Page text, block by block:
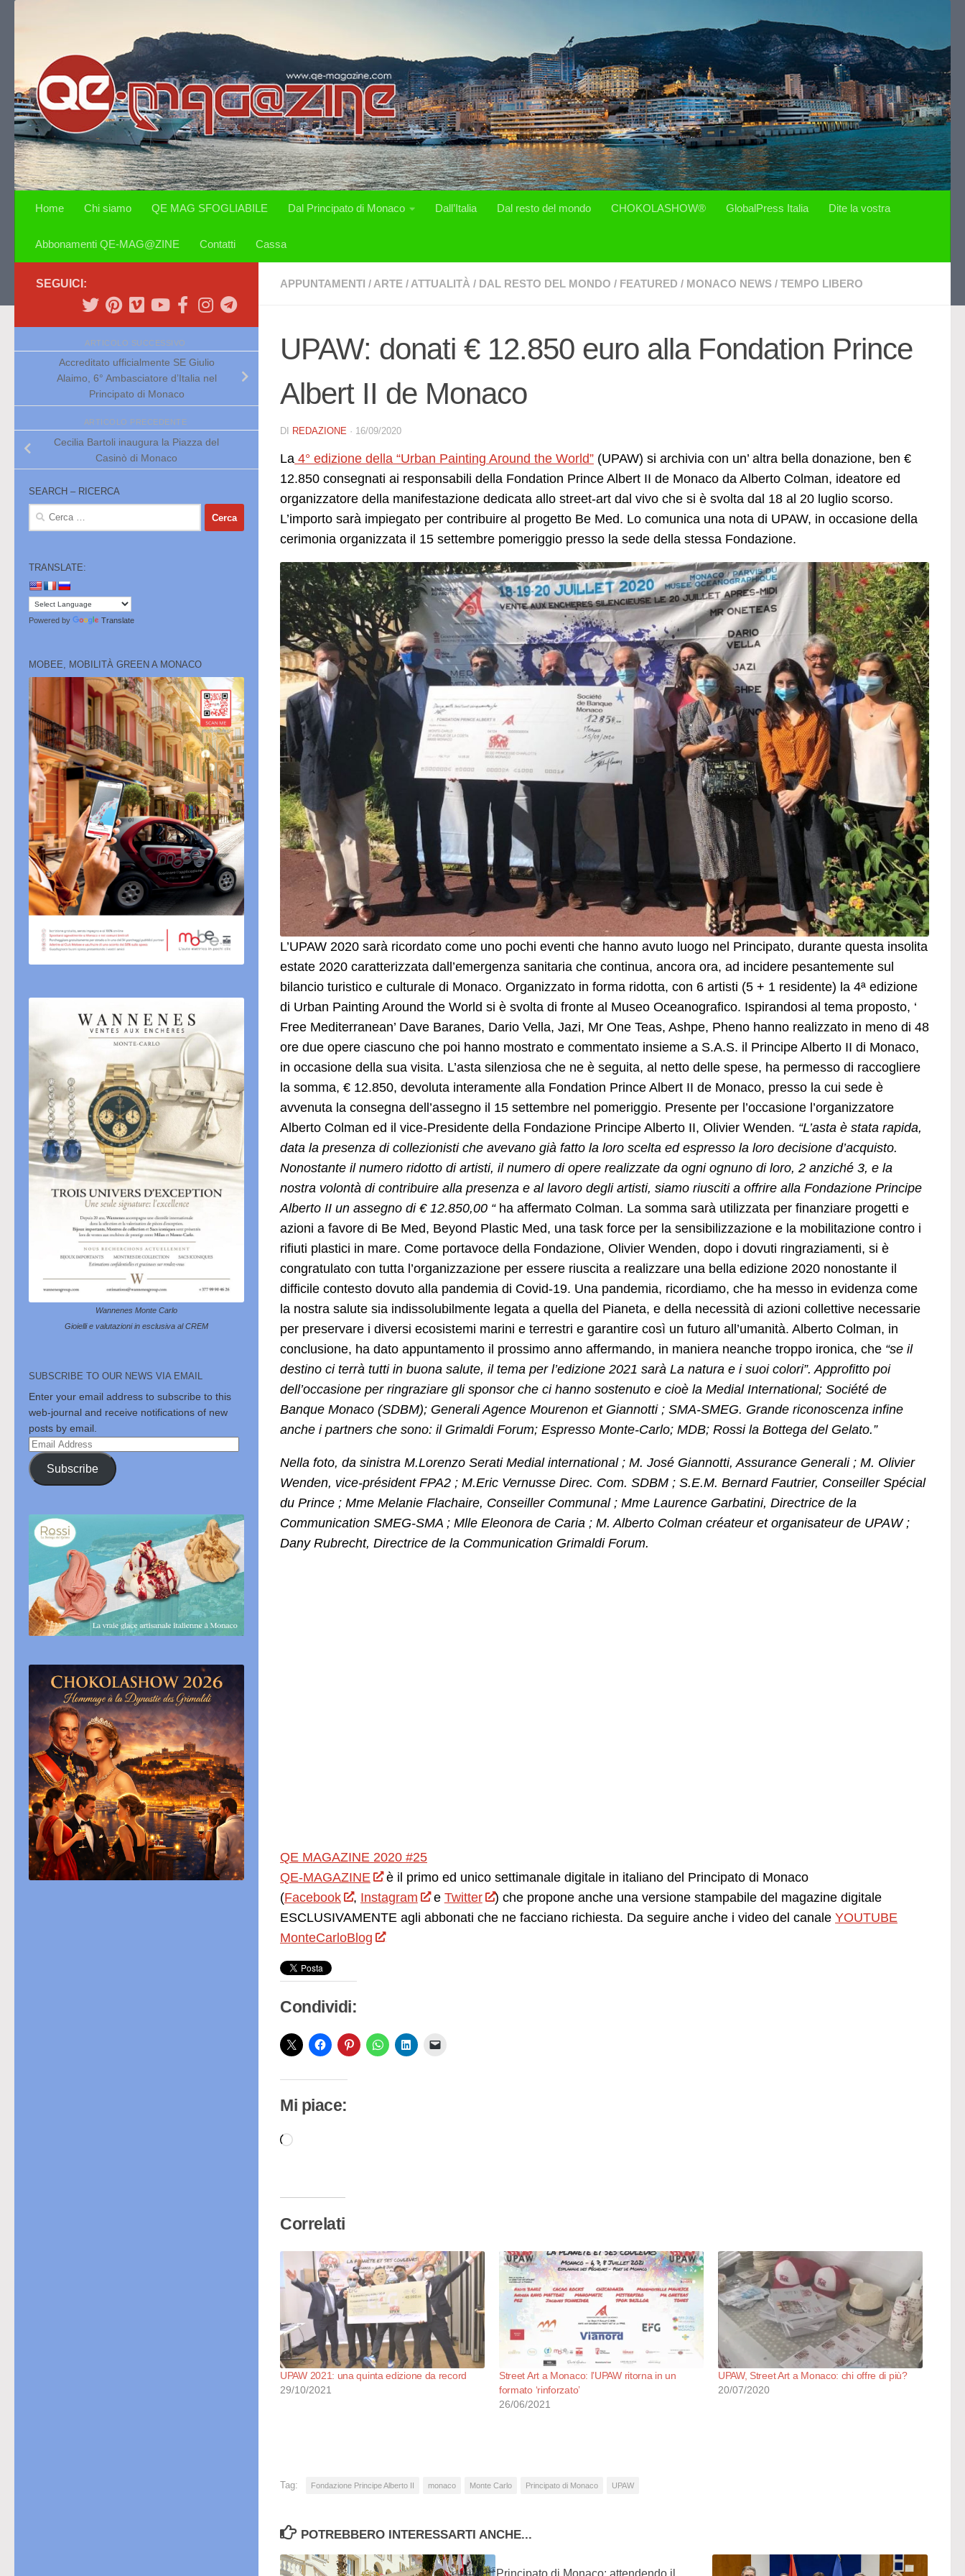
Home Chi siamo QE MAG SFOGLIABILE Dal Principato di Monaco Dall’Italia Dal resto del mondo CHOKOLASHOW® GlobalPress Italia Dite la vostra
Abbonamenti QE-MAG@ZINE Contatti Cassa
APPUNTAMENTI / ARTE / ATTUALITÀ / DAL RESTO DEL MONDO / FEATURED / MONACO NEWS / TEMPO LIBERO
UPAW: donati € 12.850 euro alla Fondation Prince
Albert II de Monaco
DI REDAZIONE · 16/09/2020
La 4° edizione della “Urban Painting Around the World” (UPAW) si archivia con un’ altra bella donazione, ben €
12.850 consegnati ai responsabili della Fondation Prince Albert II de Monaco da Alberto Colman, ideatore ed
organizzatore della manifestazione dedicata allo street-art dal vivo che si è svolta dal 18 al 20 luglio scorso.
L’importo sarà impiegato per contribuire al progetto Be Med. Lo comunica una nota di UPAW, in occasione della
cerimonia organizzata il 15 settembre pomeriggio presso la sede della stessa Fondazione.
L’UPAW 2020 sarà ricordato come uno pochi eventi che hanno avuto luogo nel Principato, durante questa insolita
estate 2020 caratterizzata dall’emergenza sanitaria che continua, ancora ora, ad incidere pesantemente sul
bilancio turistico e culturale di Monaco. Organizzato in forma ridotta, con 6 artisti (5 + 1 residente) la 4ª edizione
di Urban Painting Around the World si è svolta di fronte al Museo Oceanografico. Ispirandosi al tema proposto, ‘
Free Mediterranean’ Dave Baranes, Dario Vella, Jazi, Mr One Teas, Ashpe, Pheno hanno realizzato in meno di 48
ore due opere ciascuno che poi hanno mostrato e commentato insieme a S.A.S. il Principe Alberto II di Monaco,
in occasione della sua visita. L’asta silenziosa che ne è seguita, al netto delle spese, ha permesso di raccogliere
la somma, € 12.850, devoluta interamente alla Fondation Prince Albert II de Monaco, presso la cui sede è
avvenuta la consegna dell’assegno il 15 settembre nel pomeriggio. Presente per l’occasione l’organizzatore
Alberto Colman ed il vice-Presidente della Fondazione Principe Alberto II, Olivier Wenden. “L’asta è stata rapida,
data la presenza di collezionisti che avevano già fatto la loro scelta ed espresso la loro decisione d’acquisto.
Nonostante il numero ridotto di artisti, il numero di opere realizzate da ogni ognuno di loro, 2 anziché 3, e la
nostra volontà di contribuire alla presenza e al lavoro degli artisti, siamo riusciti a offrire alla Fondazione Principe
Alberto II un assegno di € 12.850,00 “ha affermato Colman. La somma sarà utilizzata per finanziare progetti e
azioni a favore di Be Med, Beyond Plastic Med, una task force per la sensibilizzazione e la mobilitazione contro i
rifiuti plastici in mare. Come portavoce della Fondazione, Olivier Wenden, dopo i dovuti ringraziamenti, si è
congratulato con tutta l’organizzazione per essere riuscita a realizzare una bella edizione 2020 nonostante il
difficile contesto dovuto alla pandemia di Covid-19. Una pandemia, ricordiamo, che ha messo in evidenza come
la nostra salute sia indissolubilmente legata a quella del Pianeta, e della necessità di azioni collettive necessarie
per preservare i diversi ecosistemi marini e terrestri e garantire così un futuro all’umanità. Alberto Colman, in
conclusione, ha dato appuntamento il prossimo anno affermando, in maniera neanche troppo ironica, che “se il
destino ci terrà tutti in buona salute, il tema per l’edizione 2021 sarà La natura e i suoi colori”. Approfitto poi
dell’occasione per ringraziare gli sponsor che ci hanno sostenuto e cioè la Medial International; Société de
Banque Monaco (SDBM); Generali Agence Mourenon et Giannotti ; SMA-SMEG. Grande riconoscenza infine
anche i partners che sono: il Grimaldi Forum; Espresso Monte-Carlo; MDB; Rossi la Bottega del Gelato.”
Nella foto, da sinistra M.Lorenzo Serati Medial international ; M. José Giannotti, Assurance Generali ; M. Olivier
Wenden, vice-président FPA2 ; M.Eric Vernusse Direc. Com. SDBM ; S.E.M. Bernard Fautrier, Conseiller Spécial
du Prince ; Mme Melanie Flachaire, Conseiller Communal ; Mme Laurence Garbatini, Directrice de la
Communication SMEG-SMA ; Mlle Eleonora de Caria ; M. Alberto Colman créateur et organisateur de UPAW ;
Dany Rubrecht, Directrice de la Communication Grimaldi Forum.
QE MAGAZINE 2020 #25
QE-MAGAZINE
è il primo ed unico settimanale digitale in italiano del Principato di Monaco
(Facebook , Instagram e Twitter
) che propone anche una versione stampabile del magazine digitale
ESCLUSIVAMENTE agli abbonati che ne facciano richiesta. Da seguire anche i video del canale YOUTUBE
MonteCarloBlog
Condividi:
Mi piace:
Caricamento
Correlati
UPAW 2021: una quinta edizione da record
29/10/2021
Street Art a Monaco: l’UPAW ritorna in un
formato ‘rinforzato’
26/06/2021
UPAW, Street Art a Monaco: chi offre di più?
20/07/2020
Tag: Fondazione Principe Alberto II monaco Monte Carlo Principato di Monaco UPAW
POTREBBERO INTERESSARTI ANCHE...
SEGUICI:
ARTICOLO SUCCESSIVO
Accreditato ufficialmente SE Giulio
Alaimo, 6° Ambasciatore d’Italia nel
Principato di Monaco
ARTICOLO PRECEDENTE
Cecilia Bartoli inaugura la Piazza del
Casinò di Monaco
SEARCH – RICERCA
Ricerca
TRANSLATE:
Powered by Translate
MOBEE, MOBILITÀ GREEN A MONACO
Wannenes Monte Carlo
Gioielli e valutazioni in esclusiva al CREM
SUBSCRIBE TO OUR NEWS VIA EMAIL
Enter your email address to subscribe to this
web-journal and receive notifications of new
posts by email.
Email
Address
Subscribe